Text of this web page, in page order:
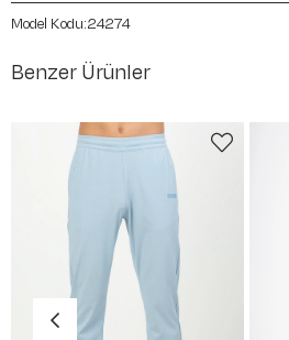
24274
Benzer Ürünler